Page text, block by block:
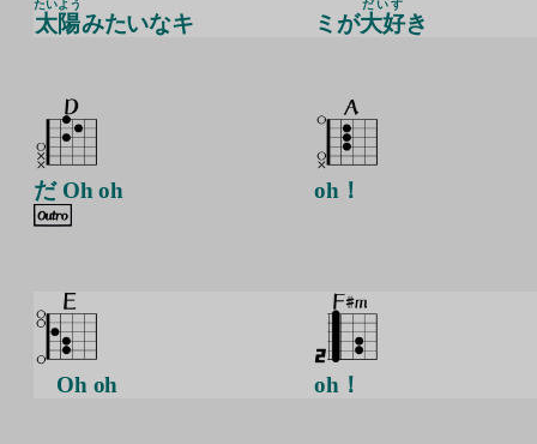
太陽
たいよう
みたいなキ ミが大好
だいす
き
だ Oh oh oh！
Oh oh oh！